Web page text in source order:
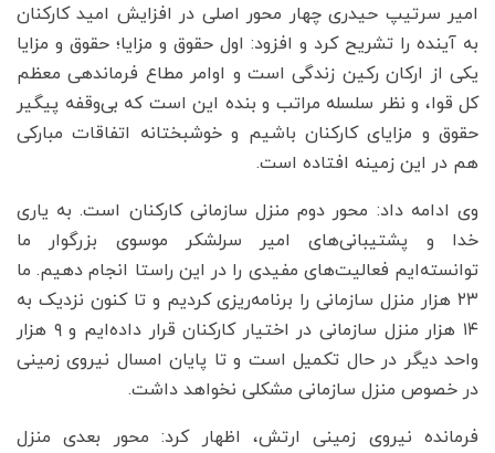
امیر سرتیپ حیدری چهار محور اصلی در افزایش امید کارکنان
به آینده را تشریح کرد و افزود: اول حقوق و مزایا؛ حقوق و مزایا
یکی از ارکان رکین زندگی است و اوامر مطاع فرماندهی معظم
کل قوا، و نظر سلسله مراتب و بنده این است که بی‌وقفه پیگیر
حقوق و مزایای کارکنان باشیم و خوشبختانه اتفاقات مبارکی
هم در این زمینه افتاده است.
وی ادامه داد: محور دوم منزل سازمانی کارکنان است. به یاری
خدا و پشتیبانی‌های امیر سرلشکر موسوی بزرگوار ما
توانسته‌ایم فعالیت‌های مفیدی را در این راستا انجام دهیم. ما
۲۳ هزار منزل سازمانی را برنامه‌ریزی کردیم و تا کنون نزدیک به
۱۴ هزار منزل سازمانی در اختیار کارکنان قرار داده‌ایم و ۹ هزار
واحد دیگر در حال تکمیل است و تا پایان امسال نیروی زمینی
در خصوص منزل سازمانی مشکلی نخواهد داشت.
فرمانده نیروی زمینی ارتش، اظهار کرد: محور بعدی منزل